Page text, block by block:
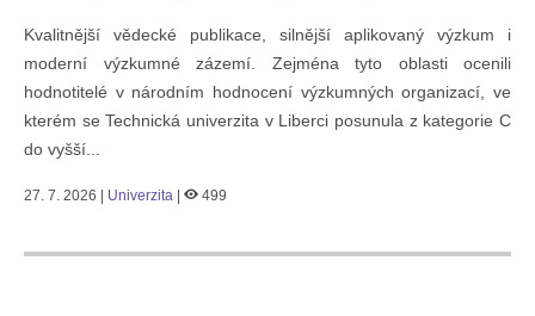
Kvalitnější vědecké publikace, silnější aplikovaný výzkum i
moderní výzkumné zázemí. Zejména tyto oblasti ocenili
hodnotitelé v národním hodnocení výzkumných organizací, ve
kterém se Technická univerzita v Liberci posunula z kategorie C
do vyšší...
27. 7. 2026 | Univerzita 499